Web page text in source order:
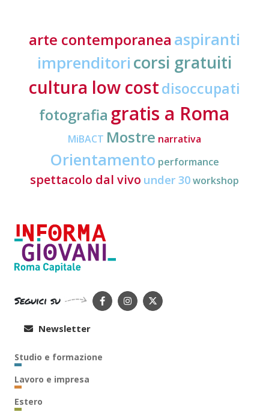
arte contemporanea aspiranti
imprenditori corsi gratuiti
cultura low costdisoccupati
fotografia gratis a Roma
MiBACT Mostre narrativa
Orientamento performance
spettacolo dal vivo under 30workshop
Seguici su
Newsletter
Studio e formazione
Lavoro e impresa
Estero